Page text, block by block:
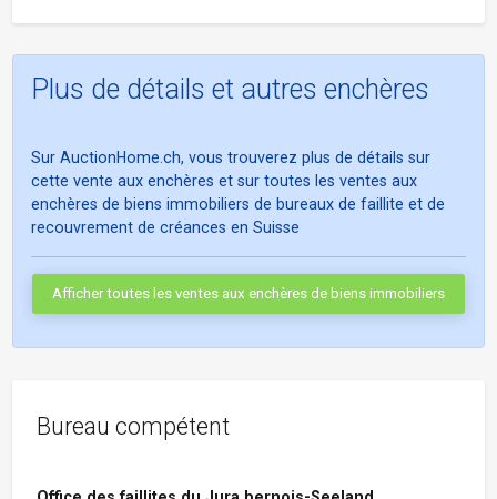
Plus de détails et autres enchères
Sur AuctionHome.ch, vous trouverez plus de détails sur
cette vente aux enchères et sur toutes les ventes aux
enchères de biens immobiliers de bureaux de faillite et de
recouvrement de créances en Suisse
Afficher toutes les ventes aux enchères de biens immobiliers
Bureau compétent